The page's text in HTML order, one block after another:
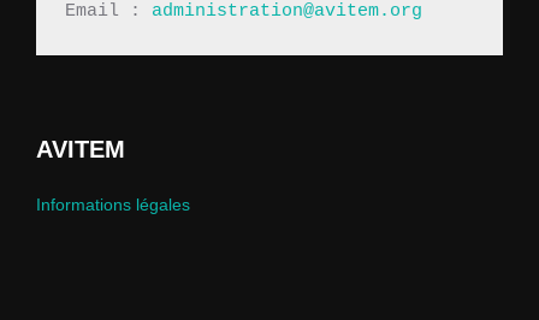
Email : administration@avitem.org
AVITEM
Informations légales